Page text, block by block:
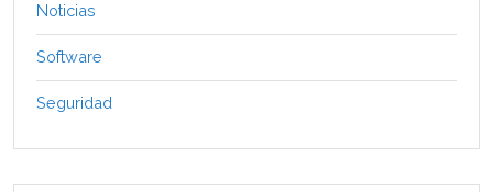
Noticias
Software
Seguridad